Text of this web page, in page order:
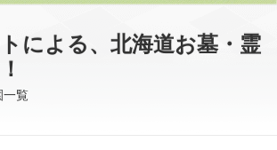
による、北海道お墓・霊
一覧